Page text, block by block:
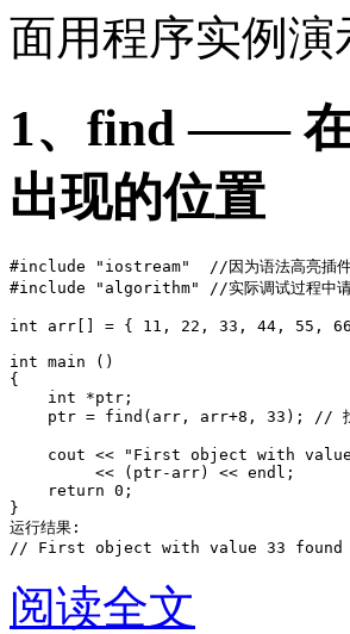
面用程序实例
1、find —— 在
出现的位置
#include "iostream"  //因为语法高亮插件不
#include "algorithm" //实际调试过程中请
int arr[] = { 11, 22, 33, 44, 55,
int main ()
{
    int *ptr;
ptr = find(arr, arr+8, 33); //
cout << "First object with
         << (ptr-arr) << endl;
    return 0;
}
运行结果:
// First object with value 33
阅读全文